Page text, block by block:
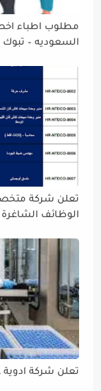
مطلوب اطباء
السعوديه – تبوك
تعلن شركة
الوظائف الشاغرة
تعلن شركة ادوية